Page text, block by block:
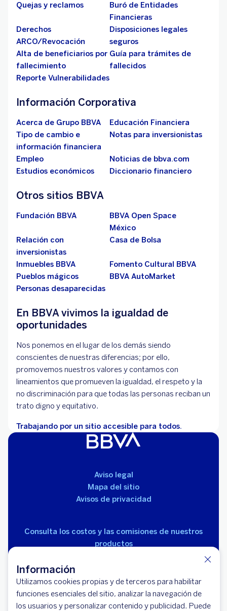
Información
Utilizamos cookies propias y de terceros para habilitar
funciones esenciales del sitio, analizar la navegación de
los usuarios y personalizar contenido y publicidad. Puede
Quejas y reclamos
Buró de Entidades
Financieras
Derechos
ARCO/Revocación
Disposiciones legales
seguros
Alta de beneficiarios por
fallecimiento
Guía para trámites de
fallecidos
Reporte Vulnerabilidades
Información Corporativa
Acerca de Grupo BBVA
Educación Financiera
Tipo de cambio e
información financiera
Notas para inversionistas
Empleo
Noticias de bbva.com
Estudios económicos
Diccionario financiero
Otros sitios BBVA
Fundación BBVA
BBVA Open Space
México
Relación con
inversionistas
Casa de Bolsa
Inmuebles BBVA
Fomento Cultural BBVA
Pueblos mágicos
BBVA AutoMarket
Personas desaparecidas
En BBVA vivimos la igualdad de
oportunidades
Nos ponemos en el lugar de los demás siendo
conscientes de nuestras diferencias; por ello,
promovemos nuestros valores y contamos con
lineamientos que promueven la igualdad, el respeto y la
no discriminación para que todas las personas reciban un
trato digno y equitativo.
Trabajando por un sitio accesible para todos.
Aviso legal
Mapa del sitio
Avisos de privacidad
Consulta los costos y las comisiones de nuestros
productos